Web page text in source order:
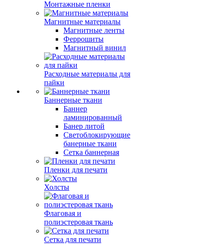
Монтажные пленки
Магнитные материалы
Магнитные ленты
Феррошиты
Магнитный винил
Расходные материалы для
пайки
Баннерные ткани
Баннер
ламинированный
Банер литой
Светоблокирующие
банерные ткани
Сетка баннерная
Пленки для печати
Холсты
Флаговая и
полиэстеровая ткань
Сетка для печати